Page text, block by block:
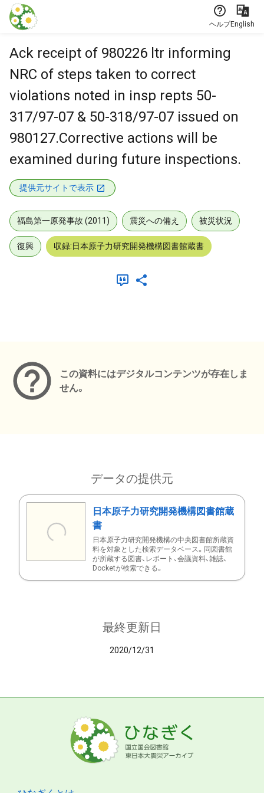
本文に飛ぶ
ヘルプEnglish
Ack receipt of 980226 ltr informing
NRC of steps taken to correct
violations noted in insp repts 50-
317/97-07 & 50-318/97-07 issued on
980127.Corrective actions will be
examined during future inspections.
提供元サイトで表示
福島第一原発事故 (2011) 震災への備え 被災状況
復興 収録:日本原子力研究開発機構図書館蔵書
この資料にはデジタルコンテンツが存在しま
せん。
データの提供元
日本原子力研究開発機構図書館蔵
書
日本原子力研究開発機構の中央図書館所蔵資
料を対象とした検索データベース。同図書館
が所蔵する図書、レポート、会議資料、雑誌、
Docketが検索できる。
最終更新日
2020/12/31